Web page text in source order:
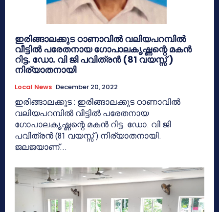
ഇരിങ്ങാലക്കുട ഠാണാവിൽ വലിയപറമ്പിൽ
വീട്ടിൽ പരേതനായ ഗോപാലകൃഷ്ണന്റെ മകൻ
റിട്ട. ഡോ. വി ജി പവിത്രൻ (81 വയസ്സ് )
നിര്യാതനായി
Local News December 20, 2022
ഇരിങ്ങാലക്കുട : ഇരിങ്ങാലക്കുട ഠാണാവിൽ
വലിയപറമ്പിൽ വീട്ടിൽ പരേതനായ
ഗോപാലകൃഷ്ണന്റെ മകൻ റിട്ട. ഡോ. വി ജി
പവിത്രൻ (81 വയസ്സ് ) നിര്യാതനായി.
ജലജയാണ്...